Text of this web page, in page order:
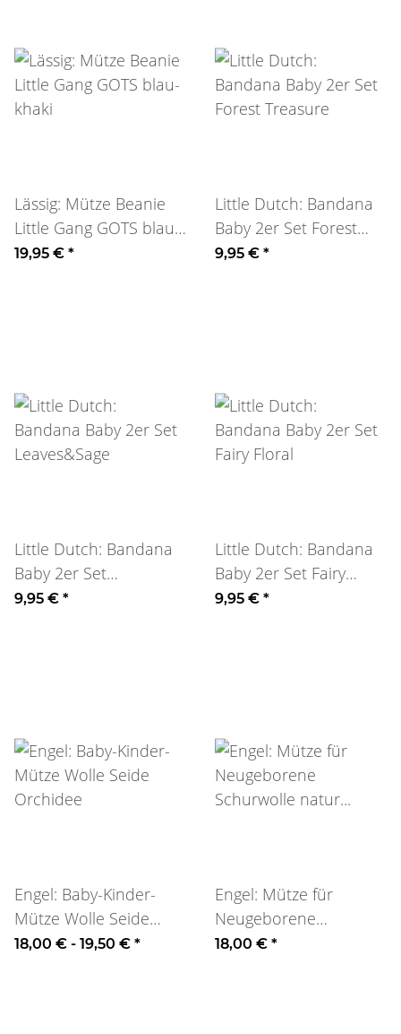
Lässig: Mütze Beanie
Little Gang GOTS blau-
khaki
19,95 € *
Little Dutch: Bandana
Baby 2er Set Forest
Treasure
9,95 € *
Little Dutch: Bandana
Baby 2er Set
Leaves&Sage
9,95 € *
Little Dutch: Bandana
Baby 2er Set Fairy
Floral
9,95 € *
Engel: Baby-Kinder-
Mütze Wolle Seide
Orchidee
18,00 € - 19,50 € *
Engel: Mütze für
Neugeborene
Schurwolle natur
18,00 € *